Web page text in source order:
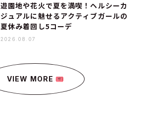
遊園地や花火で夏を満喫！ヘルシーカ
ジュアルに魅せるアクティブガールの
夏休み着回し5コーデ
2026.08.07
VIEW MORE